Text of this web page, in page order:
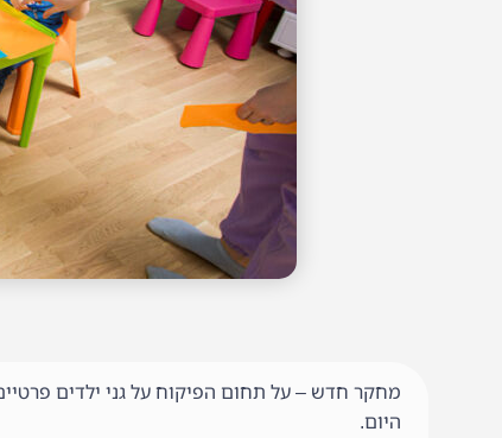
מחקר חדש – על תחום הפיקוח על גני ילדים
היום.